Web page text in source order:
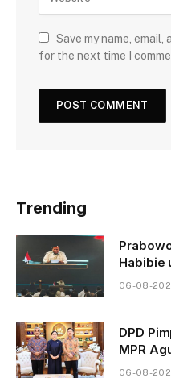
Save my name,
for the next time I
Trending
Habibie
06-08-
DPD
MPR
06-08-